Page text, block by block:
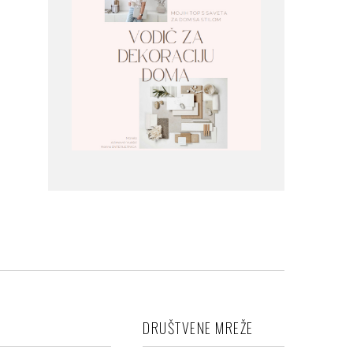
DRUŠTVENE MREŽE